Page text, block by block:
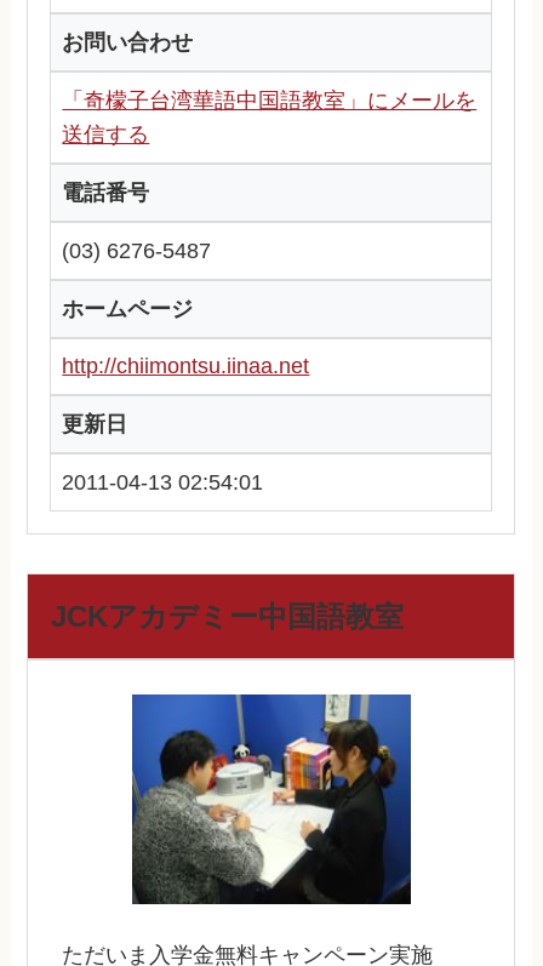
お問い合わせ
「奇檬子台湾華語中国語教室」にメールを
送信する
電話番号
(03) 6276-5487
ホームページ
http://chiimontsu.iinaa.net
更新日
2011-04-13 02:54:01
JCKアカデミー中国語教室
ただいま入学金無料キャンペーン実施